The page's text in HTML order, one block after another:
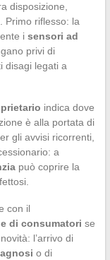
disposizione,
Primo riflesso: la
i sensori ad
privi di
disagi legati a
indica dove
è alla portata di
gli avvisi ricorrenti,
a
può coprire la
con il
di consumatori se
l’arrivo di
o di